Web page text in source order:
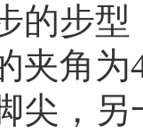
的步
夹角为
尖，